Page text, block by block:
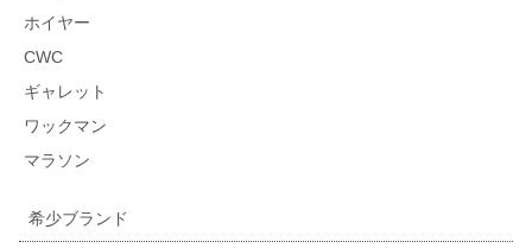
ホイヤー
CWC
ギャレット
ワックマン
マラソン
希少ブランド